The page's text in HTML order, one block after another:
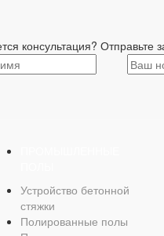
консультация? Отправьте
Устройство бетонной
стяжки
Полированные полы